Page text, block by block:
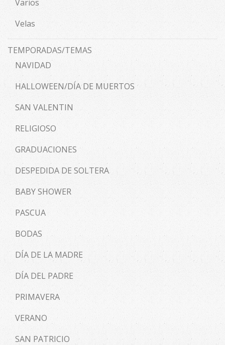
Varios
Velas
TEMPORADAS/TEMAS
NAVIDAD
HALLOWEEN/DÍA DE MUERTOS
SAN VALENTIN
RELIGIOSO
GRADUACIONES
DESPEDIDA DE SOLTERA
BABY SHOWER
PASCUA
BODAS
DÍA DE LA MADRE
DÍA DEL PADRE
PRIMAVERA
VERANO
SAN PATRICIO